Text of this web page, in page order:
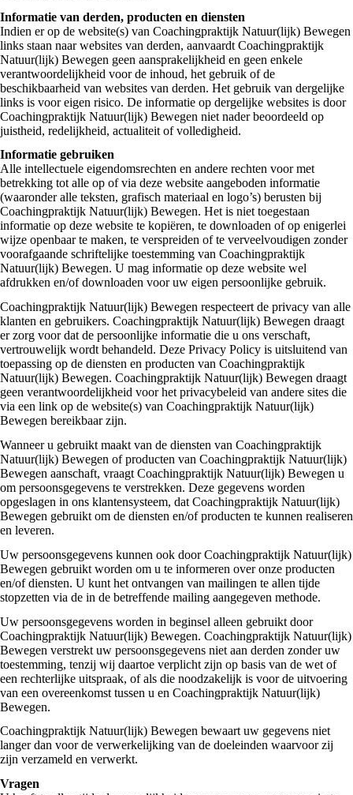
Informatie van derden, producten en diensten
Indien er op de website(s) van Coachingpraktijk Natuur(lijk) Bewegen
links staan naar websites van derden, aanvaardt Coachingpraktijk
Natuur(lijk) Bewegen geen aansprakelijkheid en geen enkele
verantwoordelijkheid voor de inhoud, het gebruik of de
beschikbaarheid van websites van derden. Het gebruik van dergelijke
links is voor eigen risico. De informatie op dergelijke websites is door
Coachingpraktijk Natuur(lijk) Bewegen niet nader beoordeeld op
juistheid, redelijkheid, actualiteit of volledigheid.
Informatie gebruiken
Alle intellectuele eigendomsrechten en andere rechten voor met
betrekking tot alle op of via deze website aangeboden informatie
(waaronder alle teksten, grafisch materiaal en logo’s) berusten bij
Coachingpraktijk Natuur(lijk) Bewegen. Het is niet toegestaan
informatie op deze website te kopiëren, te downloaden of op enigerlei
wijze openbaar te maken, te verspreiden of te verveelvoudigen zonder
voorafgaande schriftelijke toestemming van Coachingpraktijk
Natuur(lijk) Bewegen. U mag informatie op deze website wel
afdrukken en/of downloaden voor uw eigen persoonlijke gebruik.
Coachingpraktijk Natuur(lijk) Bewegen respecteert de privacy van alle
klanten en gebruikers. Coachingpraktijk Natuur(lijk) Bewegen draagt
er zorg voor dat de persoonlijke informatie die u ons verschaft,
vertrouwelijk wordt behandeld. Deze Privacy Policy is uitsluitend van
toepassing op de diensten en producten van Coachingpraktijk
Natuur(lijk) Bewegen. Coachingpraktijk Natuur(lijk) Bewegen draagt
geen verantwoordelijkheid voor het privacybeleid van andere sites die
via een link op de website(s) van Coachingpraktijk Natuur(lijk)
Bewegen bereikbaar zijn.
Wanneer u gebruikt maakt van de diensten van Coachingpraktijk
Natuur(lijk) Bewegen of producten van Coachingpraktijk Natuur(lijk)
Bewegen aanschaft, vraagt Coachingpraktijk Natuur(lijk) Bewegen u
om persoonsgegevens te verstrekken. Deze gegevens worden
opgeslagen in ons klantensysteem, dat Coachingpraktijk Natuur(lijk)
Bewegen gebruikt om de diensten en/of producten te kunnen realiseren
en leveren.
Uw persoonsgegevens kunnen ook door Coachingpraktijk Natuur(lijk)
Bewegen gebruikt worden om u te informeren over onze producten
en/of diensten. U kunt het ontvangen van mailingen te allen tijde
stopzetten via de in de betreffende mailing aangegeven methode.
Uw persoonsgegevens worden in beginsel alleen gebruikt door
Coachingpraktijk Natuur(lijk) Bewegen. Coachingpraktijk Natuur(lijk)
Bewegen verstrekt uw persoonsgegevens niet aan derden zonder uw
toestemming, tenzij wij daartoe verplicht zijn op basis van de wet of
een rechterlijke uitspraak, of als die noodzakelijk is voor de uitvoering
van een overeenkomst tussen u en Coachingpraktijk Natuur(lijk)
Bewegen.
Coachingpraktijk Natuur(lijk) Bewegen bewaart uw gegevens niet
langer dan voor de verwerkelijking van de doeleinden waarvoor zij
zijn verzameld en verwerkt.
Vragen